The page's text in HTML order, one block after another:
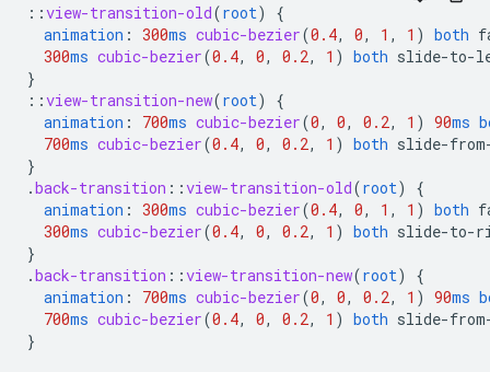
::view-transition-old(root)
{
animation : 300ms cubic-bezier(0.4, 0, 1 , 1 ) both
300ms cubic-bezier(0.4, 0, 0.2, 1 ) both slide-to-
}
::view-transition-new(root)
{
animation : 700ms cubic-bezier(0, 0, 0.2, 1 ) 90ms
700ms cubic-bezier(0.4, 0, 0.2, 1 ) both slide-
}
.back-transition ::view-transition-old(root)
{
animation : 300ms cubic-bezier(0.4, 0, 1 , 1 ) both
300ms cubic-bezier(0.4, 0, 0.2, 1 ) both slide-to-
}
.back-transition ::view-transition-new(root)
{
animation : 700ms cubic-bezier(0, 0, 0.2, 1 ) 90ms
700ms cubic-bezier(0.4, 0, 0.2, 1 ) both slide-
}